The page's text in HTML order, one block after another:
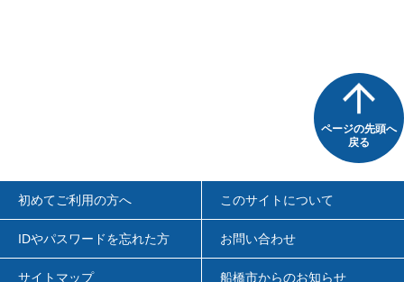
ページの先頭へ
戻る
初めてご利用の方へ このサイトについて
IDやパスワードを忘れた方 お問い合わせ
サイトマップ 船橋市からのお知らせ